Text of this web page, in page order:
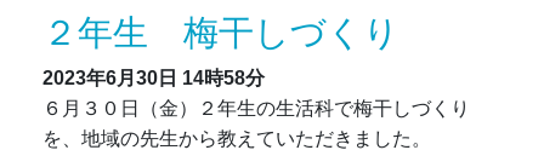
２年生 梅干しづくり
2023年6月30日 14時58分
６月３０日（金）２年生の生活科で梅干しづくり
を、地域の先生から教えていただきました。